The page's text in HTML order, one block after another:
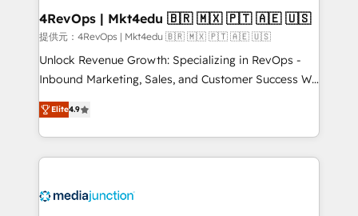
on-demand bundle services. Connect with us today!
4RevOps | Mkt4edu 🇧🇷 🇲🇽 🇵🇹 🇦🇪 🇺🇸
提供元：4RevOps | Mkt4edu 🇧🇷 🇲🇽 🇵🇹 🇦🇪 🇺🇸
Unlock Revenue Growth: Specializing in RevOps -
Inbound Marketing, Sales, and Customer Success We
specialize in driving revenue growth for companies
across industries through tailored marketing, sales,
and customer success strategies, utilizing RevOps
methodologies. As Latin America's largest HubSpot
offer unparalleled insights. Operating in five
Elite4.9